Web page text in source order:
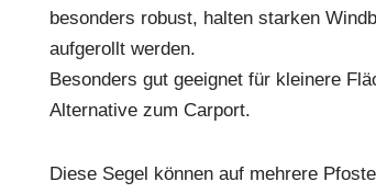
besonders robust, halten starken
aufgerollt werden.
Besonders gut geeignet für kleinere
Alternative zum Carport.
Diese Segel können auf mehrere